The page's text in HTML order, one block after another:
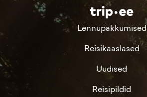
Lennupakkumised
Reisikaaslased
Uudised
Reisipildid